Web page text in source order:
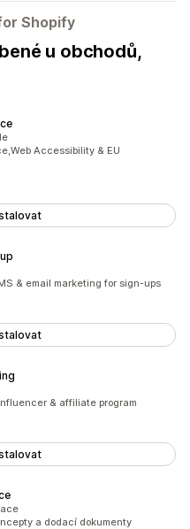
Shopify
u obchodů,
Accessibility & EU
& email marketing for sign-ups
& affiliate program
a dodací dokumenty